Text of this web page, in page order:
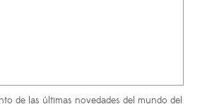
de las últimas novedades del mundo del